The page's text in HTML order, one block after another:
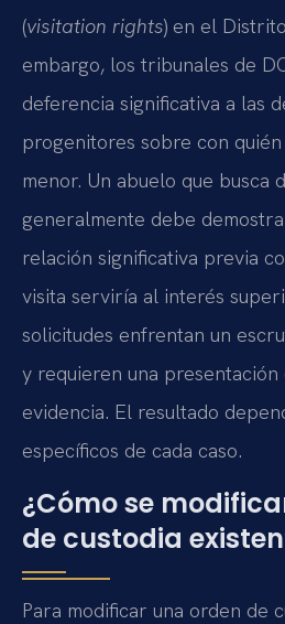
(visitation rights) en el
embargo, los tribunales de
deferencia significativa a las
progenitores sobre con
menor. Un abuelo que busca
generalmente debe
relación significativa previa
visita serviría al interés
solicitudes enfrentan un
y requieren una
evidencia. El resultado
específicos de cada caso.
¿Cómo se
de custodia
Para modificar una orden de